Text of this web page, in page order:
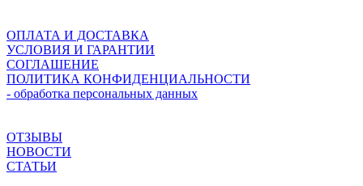
ОПЛАТА И ДОСТАВКА
УСЛОВИЯ И ГАРАНТИИ
СОГЛАШЕНИЕ
ПОЛИТИКА КОНФИДЕНЦИАЛЬНОСТИ
- обработка персональных данных
ОТЗЫВЫ
НОВОСТИ
СТАТЬИ